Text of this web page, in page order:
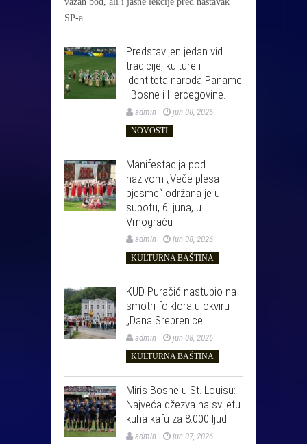
SP-a...
Predstavljen jedan vid
tradicije, kulture i
identiteta naroda Paname
i Bosne i Hercegovine.
admin jun 08, 2026
NOVOSTI
Manifestacija pod
nazivom „Veče plesa i
pjesme“ održana je u
subotu, 6. juna, u
Vrnograču
admin jun 08, 2026
KULTURNA BAŠTINA
KUD Puračić nastupio na
smotri folklora u okviru
„Dana Srebrenice
admin jun 08, 2026
KULTURNA BAŠTINA
Miris Bosne u St. Louisu:
Najveća džezva na svijetu
kuha kafu za 8.000 ljudi
admin jun 07, 2026